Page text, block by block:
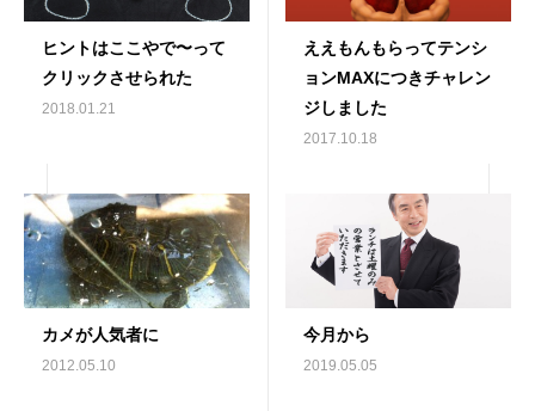
ヒントはここやで〜って
クリックさせられた
2018.01.21
ええもんもらってテンシ
ョンMAXにつきチャレン
ジしました
2017.10.18
カメが人気者に
2012.05.10
今月から
2019.05.05